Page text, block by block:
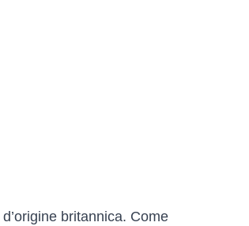
britannica. Come